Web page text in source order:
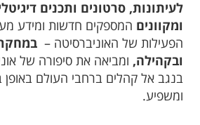
לעיתונות, סרטונים ותכנים
ומקוונים המספקים חדשות ומידע
הפעילות של האוניברסיטה –
ובקהילה, ומביאה את סיפורה של
בנגב אל קהלים ברחבי העולם באופן
ומשפיע.